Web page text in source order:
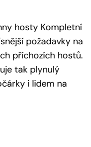
hosty Kompletní
požadavky na
příchozích hostů.
tak plynulý
i lidem na